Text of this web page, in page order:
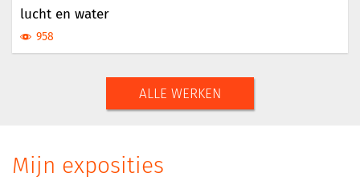
lucht en water
958
ALLE WERKEN
Mijn exposities